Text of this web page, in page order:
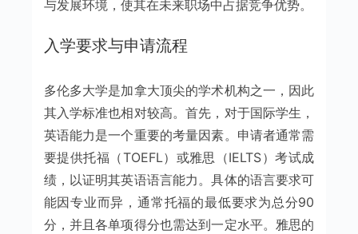
与发展环境，使其在未来职场中占据竞争优势。
入学要求与申请流程
多伦多大学是加拿大顶尖的学术机构之一，因此
其入学标准也相对较高。首先，对于国际学生，
英语能力是一个重要的考量因素。申请者通常需
要提供托福（TOEFL）或雅思（IELTS）考试成
绩，以证明其英语语言能力。具体的语言要求可
能因专业而异，通常托福的最低要求为总分90
分，并且各单项得分也需达到一定水平。雅思的